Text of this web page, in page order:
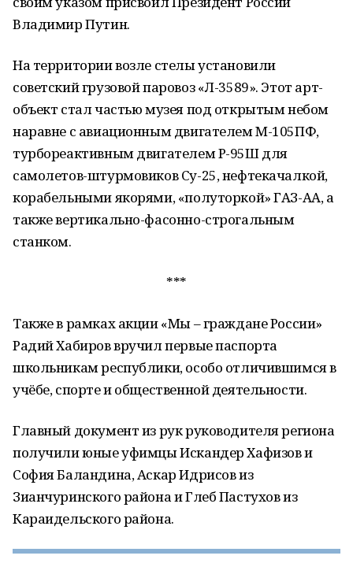
Владимир Путин.
На территории возле стелы установили
советский грузовой паровоз «Л-3589». Этот арт-
объект стал частью музея под открытым небом
наравне с авиационным двигателем М-105ПФ,
турбореактивным двигателем Р-95Ш для
самолетов-штурмовиков Су-25, нефтекачалкой,
корабельными якорями, «полуторкой» ГАЗ-АА, а
также вертикально-фасонно-строгальным
станком.
***
Также в рамках акции «Мы – граждане России»
Радий Хабиров вручил первые паспорта
школьникам республики, особо отличившимся в
учёбе, спорте и общественной деятельности.
Главный документ из рук руководителя региона
получили юные уфимцы Искандер Хафизов и
София Баландина, Аскар Идрисов из
Зианчуринского района и Глеб Пастухов из
Караидельского района.